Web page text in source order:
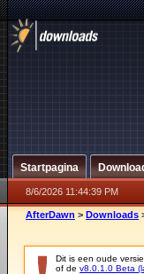
Startpagina
8/6/2026 11:44:39 PM
AfterDawn > Downloads
Dit is een oude
of de v8.0.1.0 Beta